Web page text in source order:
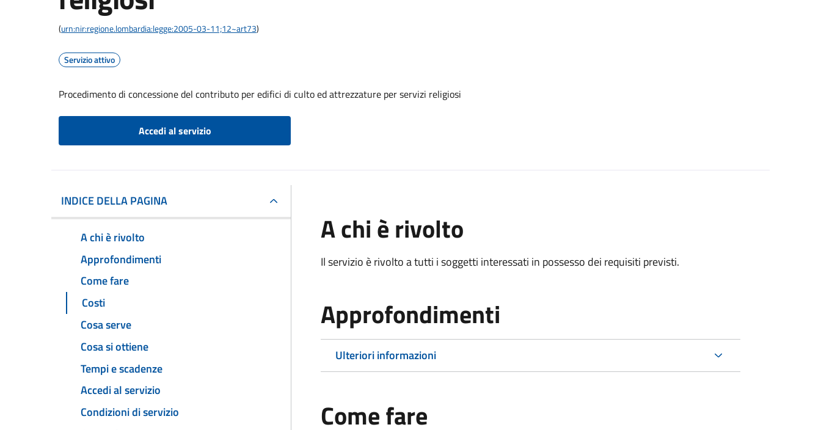
(urn:nir:regione.lombardia:legge:2005-03-11;12~art73)
Servizio attivo
Procedimento di concessione del contributo per edifici di culto ed attrezzature per servizi religiosi
Accedi al servizio
INDICE DELLA PAGINA
A chi è rivolto
Approfondimenti
Come fare
Costi
Cosa serve
Cosa si ottiene
Tempi e scadenze
Accedi al servizio
Condizioni di servizio
A chi è rivolto
Il servizio è rivolto a tutti i soggetti interessati in possesso dei requisiti previsti.
Approfondimenti
Ulteriori informazioni
Come fare